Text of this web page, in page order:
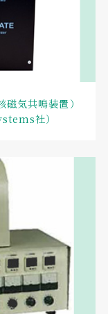
気共鳴装置）
社）